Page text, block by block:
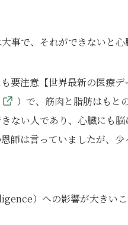
事で、それができないと心
要注意【世界最新の医療
）で、筋肉と脂肪はもと
ない人であり、心臓にも
師は言っていましたが、
）への影響が大きいこ